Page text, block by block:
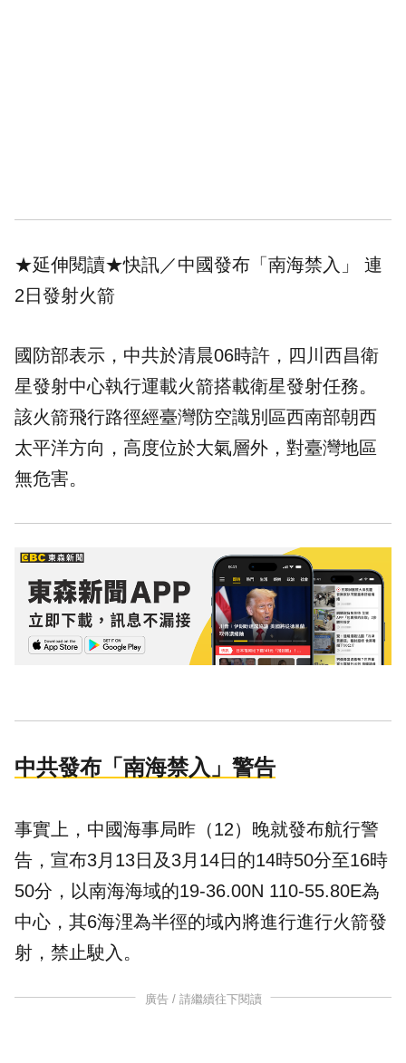
★延伸閱讀★快訊／中國發布「南海禁入」 連
2日發射火箭
國防部表示，中共於清晨06時許，四川西昌衛
星發射中心執行運載火箭搭載衛星發射任務。
該火箭飛行路徑經臺灣防空識別區西南部朝西
太平洋方向，高度位於大氣層外，對臺灣地區
無危害。
中共發布「南海禁入」警告
事實上，中國海事局昨（12）晚就發布航行警
告 ，宣布3月13日及3月14日的14時50分至16時
50分，以南海海域的19-36.00N 110-55.80E為
中心，其6海浬為半徑的域內將進行進行火箭發
射，禁止駛入。
廣告 / 請繼續往下閱讀